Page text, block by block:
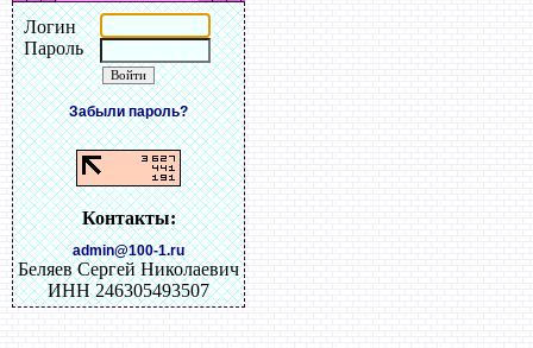
Логин
Пароль
Забыли пароль?
Контакты:
admin@100-1.ru
Беляев Сергей Николаевич
ИНН 246305493507